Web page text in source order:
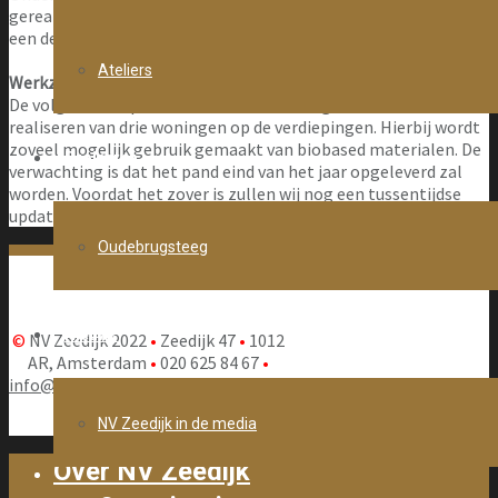
Ateliers
Projecten
Oudebrugsteeg
Nieuws
NV Zeedijk in de media
gerealiseerd. Hiervoor wordt de kelder gefundeerd waarvoor
een deel van de gevel pui en vloer tijdelijk worden verwijderd.
Werkzaamheden komende periode
De volgende stap is het renoveren van de gevel en het
realiseren van drie woningen op de verdiepingen. Hierbij wordt
zoveel mogelijk gebruik gemaakt van biobased materialen. De
verwachting is dat het pand eind van het jaar opgeleverd zal
worden. Voordat het zover is zullen wij nog een tussentijdse
update plaatsen.
© NV Zeedijk 2022 • Zeedijk 47 • 1012
AR, Amsterdam • 020 625 84 67 •
info@nvzeedijk.nl•privacyverklaring
Over NV Zeedijk